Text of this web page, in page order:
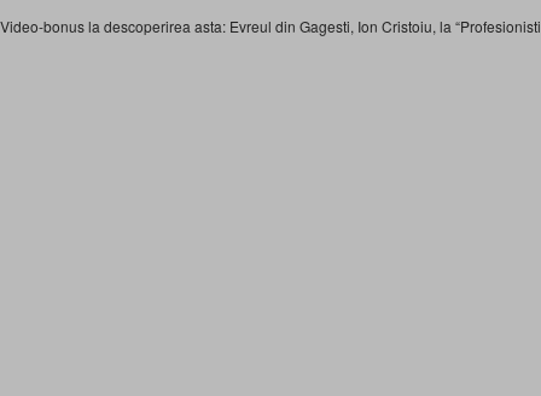
Video-bonus la descoperirea asta: Evreul din Gagesti, Ion Cristoiu, la